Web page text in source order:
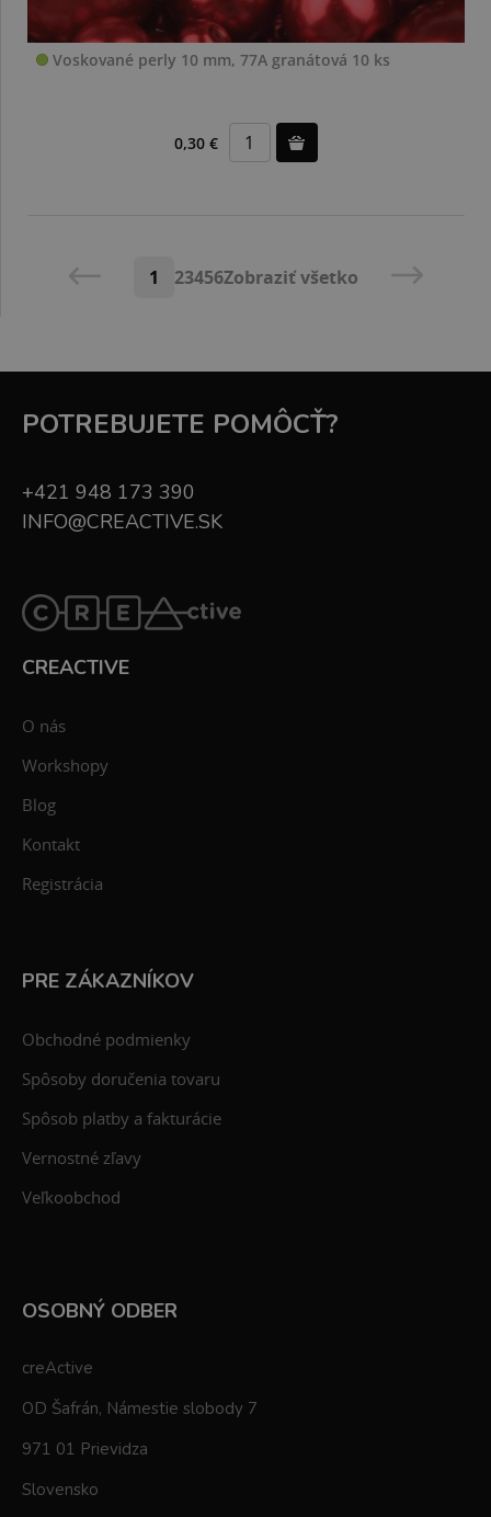
Voskované perly 10 mm, 77A granátová 10 ks
0,30 €
1 23456Zobraziť všetko
POTREBUJETE POMÔCŤ?
+421 948 173 390
INFO@CREACTIVE.SK
CREACTIVE
O nás
Workshopy
Blog
Kontakt
Registrácia
PRE ZÁKAZNÍKOV
Obchodné podmienky
Spôsoby doručenia tovaru
Spôsob platby a fakturácie
Vernostné zľavy
Veľkoobchod
OSOBNÝ ODBER
creActive
OD Šafrán, Námestie slobody 7
971 01 Prievidza
Slovensko